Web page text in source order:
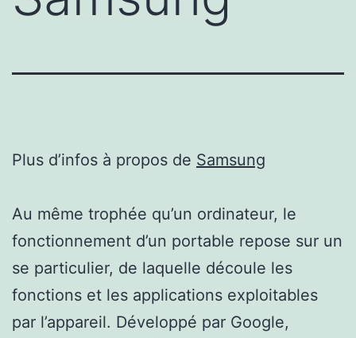
Plus d’infos à propos de Samsung
Au même trophée qu’un ordinateur, le
fonctionnement d’un portable repose sur un
se particulier, de laquelle découle les
fonctions et les applications exploitables
par l’appareil. Développé par Google,